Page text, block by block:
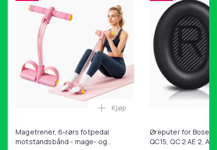
Magetrener, 6-rørs fotpedal
motstandsbånd - mage- og
Legg Magetrener, 6-rørs
Kjøp
Øreputer for Bose
QC15, QC 2 AE 2, AE